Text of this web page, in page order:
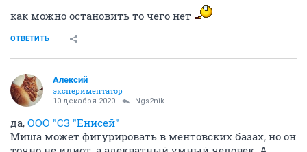
как можно остановить то чего нет
ОТВЕТИТЬ
Алексий
экспериментатор
10 декабря 2020 Ngs2nik
да, ООО "СЗ "Енисей"
Миша может фигурировать в ментовских базах, но он